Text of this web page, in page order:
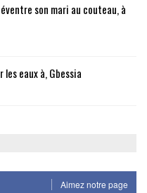
son mari au couteau, à
eaux à, Gbessia
Aimez notre page